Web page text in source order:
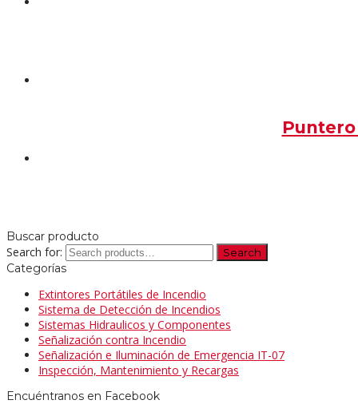
Buscar producto
Search for: Search
Categorías
Extintores Portátiles de Incendio
Sistema de Detección de Incendios
Sistemas Hidraulicos y Componentes
Señalización contra Incendio
Señalización e Iluminación de Emergencia IT-07
Inspección, Mantenimiento y Recargas
Encuéntranos en Facebook